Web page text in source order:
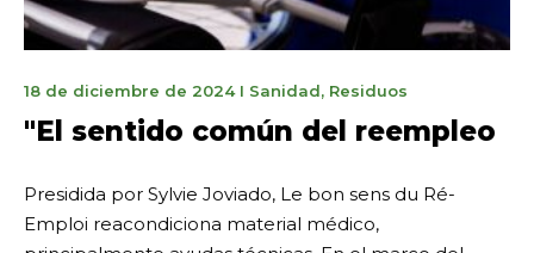
18 de diciembre de 202412
febrero
2025
I Sanidad, Residuos
"El sentido común del reempleo
Presidida por Sylvie Joviado, Le bon sens du Ré-
Emploi reacondiciona material médico,